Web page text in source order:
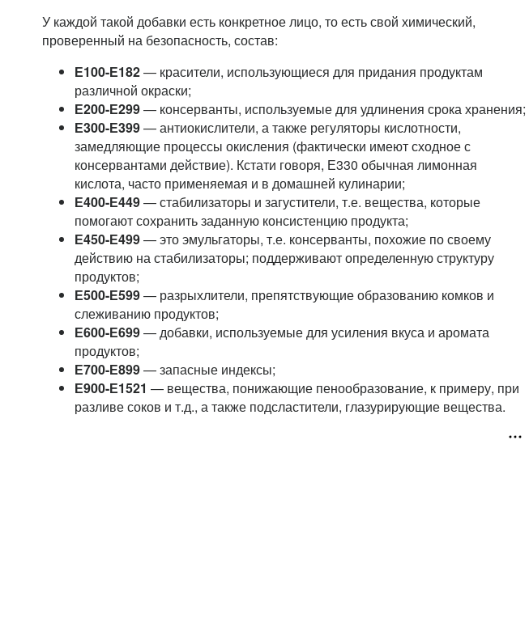
У каждой такой добавки есть конкретное лицо, то есть свой химический,
проверенный на безопасность, состав:
Е100-Е182— красители, использующиеся для придания продуктам
различной окраски;
Е200-Е299— консерванты, используемые для удлинения срока хранения;
Е300-Е399— антиокислители, а также регуляторы кислотности,
замедляющие процессы окисления (фактически имеют сходное с
консервантами действие). Кстати говоря, Е330 обычная лимонная
кислота, часто применяемая и в домашней кулинарии;
Е400-Е449— стабилизаторы и загустители, т.е. вещества, которые
помогают сохранить заданную консистенцию продукта;
Е450-Е499— это эмульгаторы, т.е. консерванты, похожие по своему
действию на стабилизаторы; поддерживают определенную структуру
продуктов;
Е500-Е599— разрыхлители, препятствующие образованию комков и
слеживанию продуктов;
Е600-Е699— добавки, используемые для усиления вкуса и аромата
продуктов;
Е700-Е899— запасные индексы;
Е900-Е1521 — вещества, понижающие пенообразование, к примеру, при
разливе соков и т.д., а также подсластители, глазурирующие вещества.